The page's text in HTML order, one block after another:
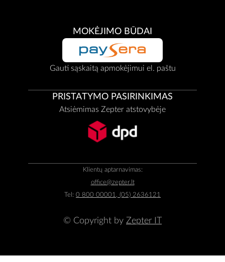
MOKĖJIMO BŪDAI
Gauti sąskaitą apmokėjimui el. paštu
PRISTATYMO PASIRINKIMAS
Atsiėmimas Zepter atstovybėje
Klientų aptarnavimas:
office@zepter.lt
Tel: 0 800 00001, (05) 2636121
© Copyright by Zepter IT